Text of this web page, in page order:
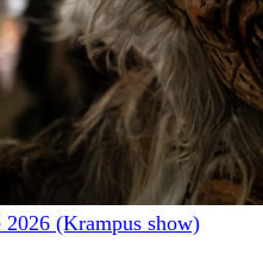
(Krampus show)